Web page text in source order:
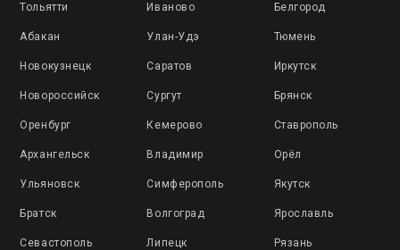
Тольятти Иваново Белгород
Абакан Улан-Удэ Тюмень
Новокузнецк Саратов Иркутск
Новороссийск Сургут Брянск
Оренбург Кемерово Ставрополь
Архангельск Владимир Орёл
Ульяновск Симферополь Якутск
Братск Волгоград Ярославль
Севастополь Липецк Рязань